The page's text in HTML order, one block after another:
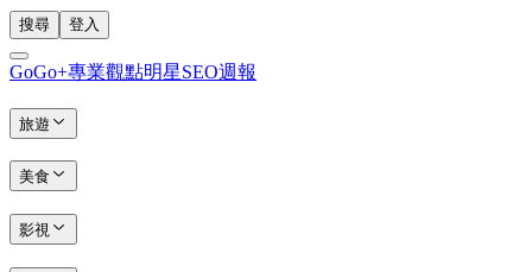
搜尋 登入
GoGo+專業觀點明星SEO週報
旅遊
美食
影視